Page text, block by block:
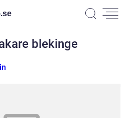
se
blekinge